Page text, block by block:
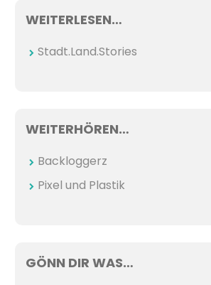
WEITERLESEN…
Stadt.Land.Stories
WEITERHÖREN…
Backloggerz
Pixel und Plastik
GÖNN DIR WAS…